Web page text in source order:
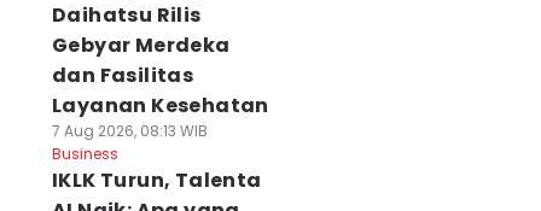
Daihatsu Rilis
Gebyar Merdeka
dan Fasilitas
Layanan Kesehatan
7 Aug 2026, 08:13 WIB
Business
IKLK Turun, Talenta